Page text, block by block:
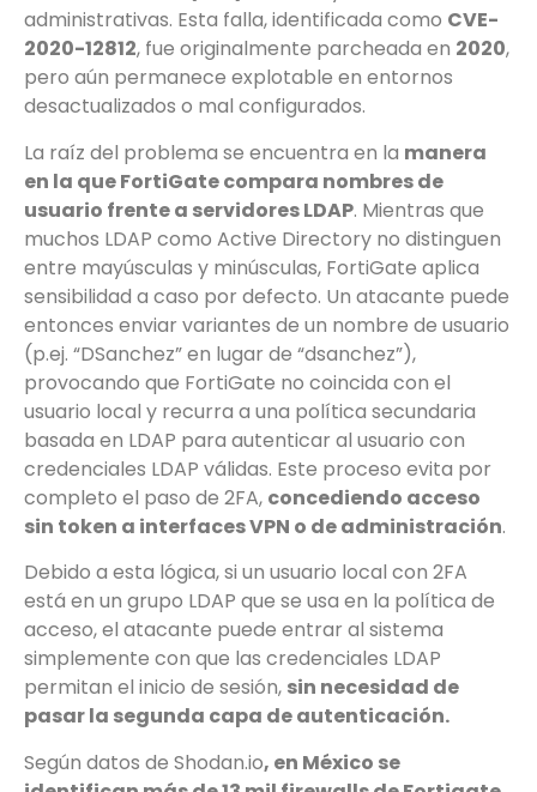
administrativas. Esta falla, identificada como CVE-
2020-12812, fue originalmente parcheada en 2020,
pero aún permanece explotable en entornos
desactualizados o mal configurados.
La raíz del problema se encuentra en la manera
en la que FortiGate compara nombres de
usuario frente a servidores LDAP. Mientras que
muchos LDAP como Active Directory no distinguen
entre mayúsculas y minúsculas, FortiGate aplica
sensibilidad a caso por defecto. Un atacante puede
entonces enviar variantes de un nombre de usuario
(p.ej. “DSanchez” en lugar de “dsanchez”),
provocando que FortiGate no coincida con el
usuario local y recurra a una política secundaria
basada en LDAP para autenticar al usuario con
credenciales LDAP válidas. Este proceso evita por
completo el paso de 2FA, concediendo acceso
sin token a interfaces VPN o de administración.
Debido a esta lógica, si un usuario local con 2FA
está en un grupo LDAP que se usa en la política de
acceso, el atacante puede entrar al sistema
simplemente con que las credenciales LDAP
permitan el inicio de sesión, sin necesidad de
pasar la segunda capa de autenticación.
Según datos de Shodan.io, en México se